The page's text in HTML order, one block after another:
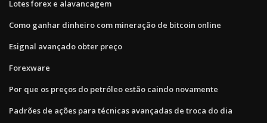
Lotes forex e alavancagem
Como ganhar dinheiro com mineração de bitcoin online
Esignal avançado obter preço
Forexware
Por que os preços do petróleo estão caindo novamente
Padrões de ações para técnicas avançadas de troca do dia